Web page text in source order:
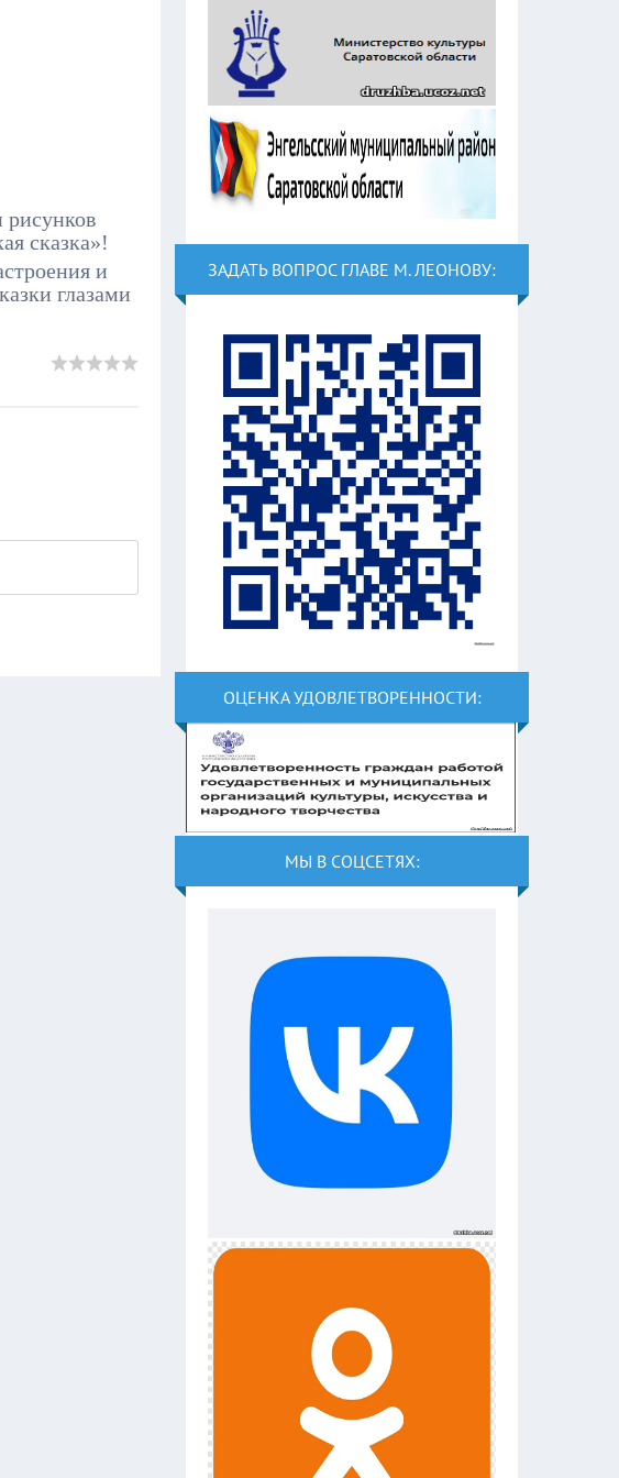
рисунков
сказка»!
и
глазами
ЗАДАТЬ ВОПРОС ГЛАВЕ М. ЛЕОНОВУ:
ОЦЕНКА УДОВЛЕТВОРЕННОСТИ:
МЫ В СОЦСЕТЯХ: